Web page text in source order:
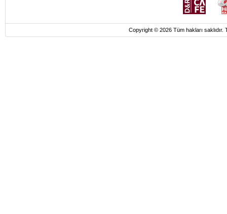
Copyright © 2026 Tüm hakları